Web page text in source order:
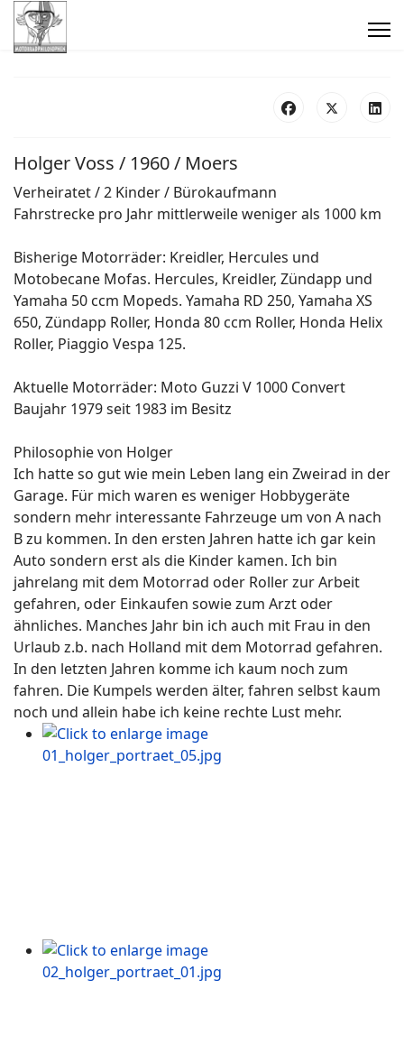
Holger Voss / 1960 / Moers
Verheiratet / 2 Kinder / Bürokaufmann
Fahrstrecke pro Jahr mittlerweile weniger als 1000 km
Bisherige Motorräder: Kreidler, Hercules und
Motobecane Mofas. Hercules, Kreidler, Zündapp und
Yamaha 50 ccm Mopeds. Yamaha RD 250, Yamaha XS
650, Zündapp Roller, Honda 80 ccm Roller, Honda Helix
Roller, Piaggio Vespa 125.
Aktuelle Motorräder: Moto Guzzi V 1000 Convert
Baujahr 1979 seit 1983 im Besitz
Philosophie von Holger
Ich hatte so gut wie mein Leben lang ein Zweirad in der
Garage. Für mich waren es weniger Hobbygeräte
sondern mehr interessante Fahrzeuge um von A nach
B zu kommen. In den ersten Jahren hatte ich gar kein
Auto sondern erst als die Kinder kamen. Ich bin
jahrelang mit dem Motorrad oder Roller zur Arbeit
gefahren, oder Einkaufen sowie zum Arzt oder
ähnliches. Manches Jahr bin ich auch mit Frau in den
Urlaub z.b. nach Holland mit dem Motorrad gefahren.
In den letzten Jahren komme ich kaum noch zum
fahren. Die Kumpels werden älter, fahren selbst kaum
noch und allein habe ich keine rechte Lust mehr.